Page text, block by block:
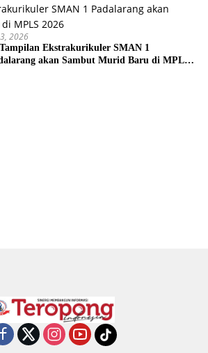
2026
Ekstrakurikuler SMAN 1
akan Sambut Murid Baru di MPLS